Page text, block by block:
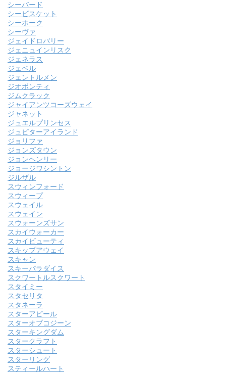
シーバード
シービスケット
シーホーク
シーヴァ
ジェイドロバリー
ジェニュインリスク
ジェネラス
ジェベル
ジェントルメン
ジオポンティ
ジムクラック
ジャイアンツコーズウェイ
ジャネット
ジュエルプリンセス
ジュピターアイランド
ジョリファ
ジョンズタウン
ジョンヘンリー
ジョージワシントン
ジルザル
スウィンフォード
スウィープ
スウェイル
スウェイン
スウォーンズサン
スカイウォーカー
スカイビューティ
スキップアウェイ
スキャン
スキーパラダイス
スクワートルスクワート
スタイミー
スタセリタ
スタネーラ
スターアピール
スターオブコジーン
スターキングダム
スタークラフト
スターシュート
スターリング
スティールハート